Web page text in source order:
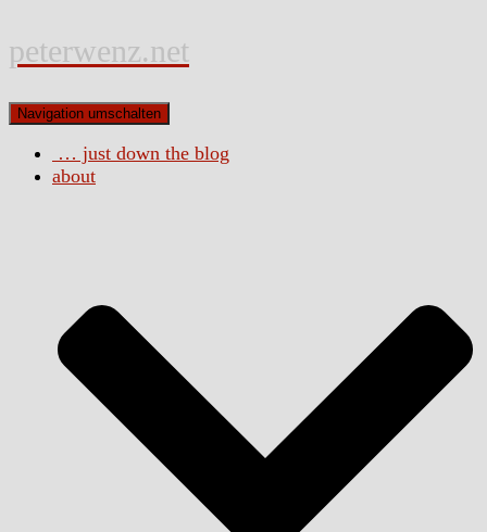
peterwenz.net
Navigation umschalten
… just down the blog
about